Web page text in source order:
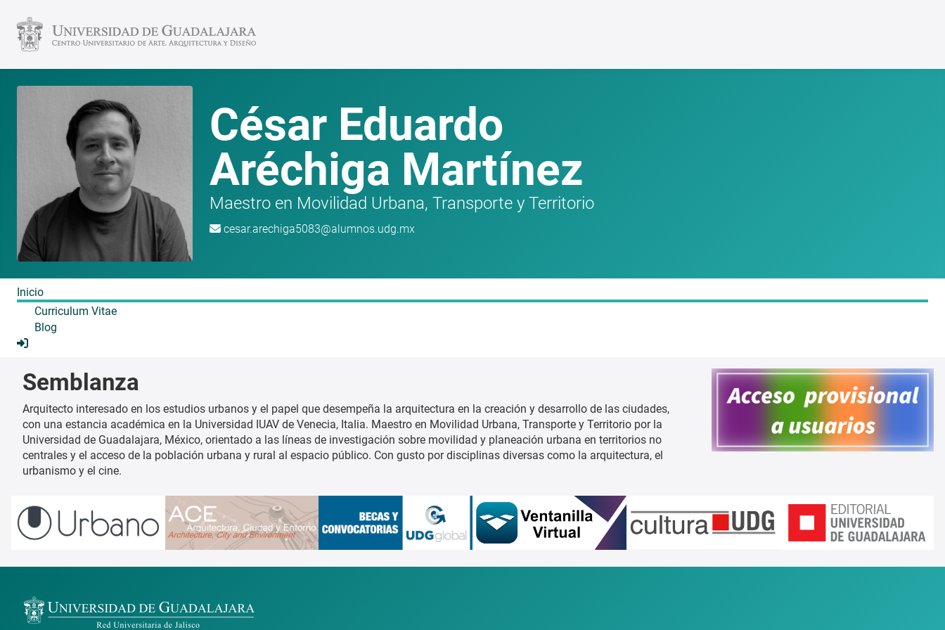
César Eduardo
Aréchiga Martínez
Maestro en Movilidad Urbana, Transporte y Territorio
cesar.arechiga5083@alumnos.udg.mx
Inicio
Curriculum Vitae
Blog
Semblanza
Arquitecto interesado en los estudios urbanos y el papel que desempeña la arquitectura en la creación y desarrollo de las ciudades,
con una estancia académica en la Universidad IUAV de Venecia, Italia. Maestro en Movilidad Urbana, Transporte y Territorio por la
Universidad de Guadalajara, México, orientado a las líneas de investigación sobre movilidad y planeación urbana en territorios no
centrales y el acceso de la población urbana y rural al espacio público. Con gusto por disciplinas diversas como la arquitectura, el
urbanismo y el cine.